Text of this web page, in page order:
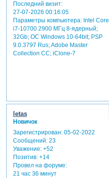
Последний визит:
27-07-2026 00:16:05
Параметры компьютера:Intel Core
i7-10700 2900 МГц 8-ядерный;
32Gb; ОС Windows 10-64bit; PSP
9.0.3797 Rus; Adobe Master
Collection СС; iClone-7
letas
Новичок
Зарегистрирован: 05-02-2022
Сообщений:23
Уважение: +52
Позитив: +14
Провел на форуме:
21 час 36 минут